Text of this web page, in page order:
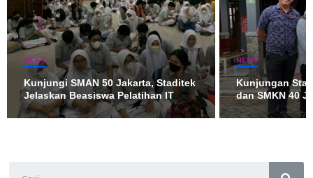
NEWS
Kunjungi SMAN 50 Jakarta, Staditek
Jelaskan Beasiswa Pelatihan IT
NEWS
Kunjungan
dan SMKN 40